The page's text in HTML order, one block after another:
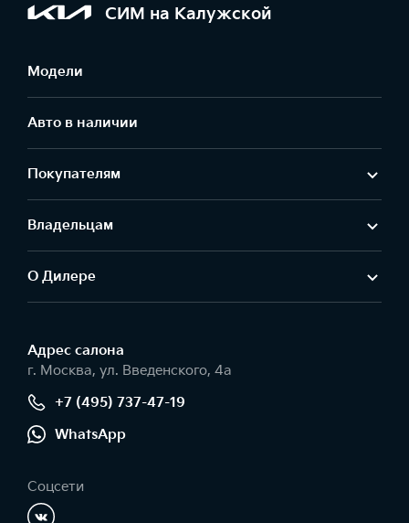
СИМ на Калужской
Модели
Авто в наличии
Покупателям
Владельцам
О Дилере
Адрес салонa
г. Москва, ул. Введенского, 4а
+7 (495) 737-47-19
WhatsApp
Соцсети